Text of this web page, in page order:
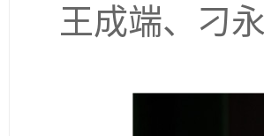
王成端、刁